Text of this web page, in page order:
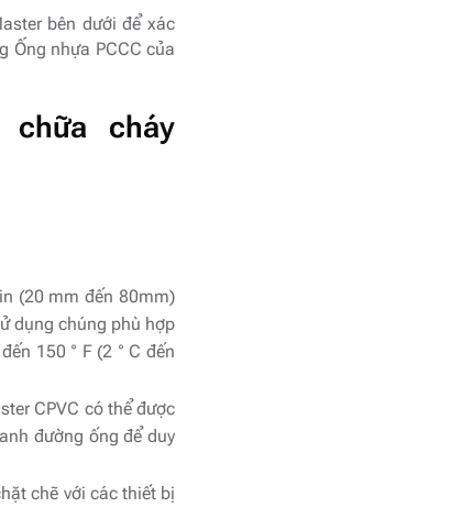
bên dưới để xác
Ống nhựa PCCC của
cháy
(20 mm đến 80mm)
dụng chúng phù hợp
150 ° F (2 ° C đến
CPVC có thể được
đường ống để duy
chẽ với các thiết bị